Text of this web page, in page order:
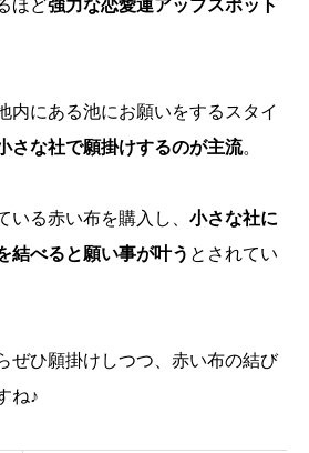
ほど強力な恋愛運アップスポット
内にある池にお願いをするスタイ
さな社で願掛けするのが主流。
いる赤い布を購入し、 小さな社に
結べると願い事が叶う とされてい
ぜひ願掛けしつつ、赤い布の結び
ね♪